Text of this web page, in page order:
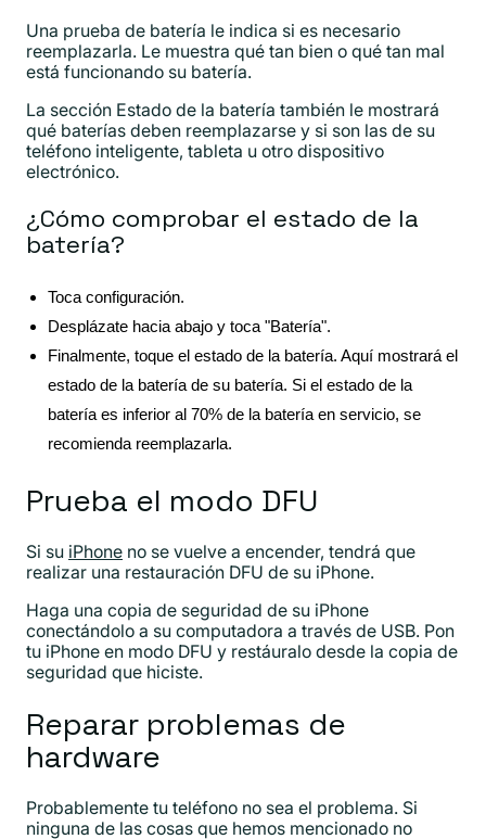
Una prueba de batería le indica si es necesario
reemplazarla. Le muestra qué tan bien o qué tan mal
está funcionando su batería.
La sección Estado de la batería también le mostrará
qué baterías deben reemplazarse y si son las de su
teléfono inteligente, tableta u otro dispositivo
electrónico.
¿Cómo comprobar el estado de la
batería?
Toca configuración.
Desplázate hacia abajo y toca "Batería".
Finalmente, toque el estado de la batería. Aquí mostrará el
estado de la batería de su batería. Si el estado de la
batería es inferior al 70% de la batería en servicio, se
recomienda reemplazarla.
Prueba el modo DFU
Si su iPhone no se vuelve a encender, tendrá que
realizar una restauración DFU de su iPhone.
Haga una copia de seguridad de su iPhone
conectándolo a su computadora a través de USB. Pon
tu iPhone en modo DFU y restáuralo desde la copia de
seguridad que hiciste.
Reparar problemas de
hardware
Probablemente tu teléfono no sea el problema. Si
ninguna de las cosas que hemos mencionado no